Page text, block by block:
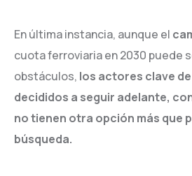
En última instancia, aunque el
cuota ferroviaria en 2030 puede
obstáculos, los actores clave
decididos a seguir adelante,
no tienen otra opción más que
búsqueda.